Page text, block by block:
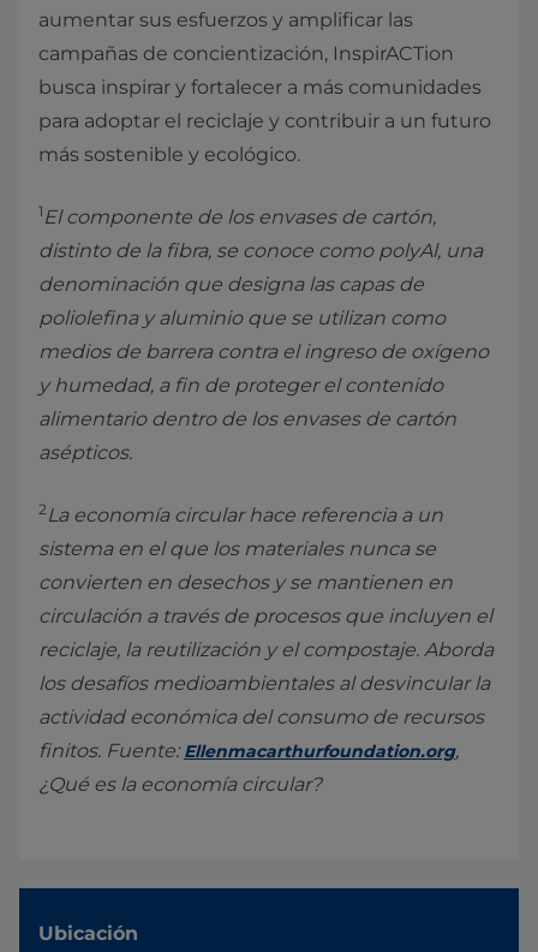
aumentar sus esfuerzos y amplificar las
campañas de concientización, InspirACTion
busca inspirar y fortalecer a más comunidades
para adoptar el reciclaje y contribuir a un futuro
más sostenible y ecológico.
1 El componente de los envases de cartón,
distinto de la fibra, se conoce como polyAl, una
denominación que designa las capas de
poliolefina y aluminio que se utilizan como
medios de barrera contra el ingreso de oxígeno
y humedad, a fin de proteger el contenido
alimentario dentro de los envases de cartón
asépticos.
2La economía circular hace referencia a un
sistema en el que los materiales nunca se
convierten en desechos y se mantienen en
circulación a través de procesos que incluyen el
reciclaje, la reutilización y el compostaje. Aborda
los desafíos medioambientales al desvincular la
actividad económica del consumo de recursos
finitos. Fuente:Ellenmacarthurfoundation.org,
¿Qué es la economía circular?
Ubicación